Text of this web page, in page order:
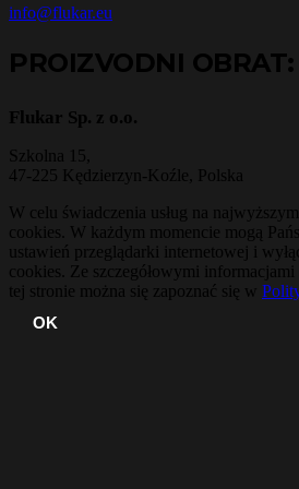
info@flukar.eu
PROIZVODNI OBRAT:
Flukar Sp. z o.o.
Szkolna 15,
47-225 Kędzierzyn-Koźle, Polska
W celu świadczenia usług na
cookies. W każdym momencie mogą
ustawień przeglądarki internetowej i
cookies. Ze szczegółowymi
tej stronie można się zapoznać się w
OK